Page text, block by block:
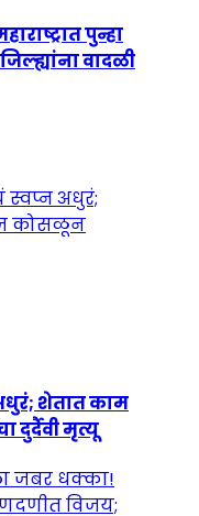
पुन्हा
वादळी
शेतात काम
मृत्यू